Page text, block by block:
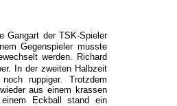
Gangart der TSK-Spieler
Gegenspieler musste
werden. Richard
In der zweiten Halbzeit
ruppiger. Trotzdem
aus einem krassen
einem Eckball stand ein